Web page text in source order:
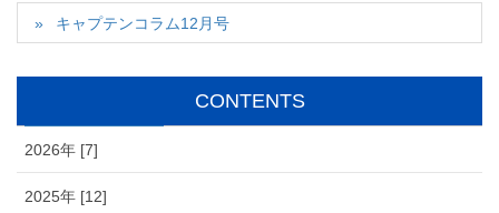
キャプテンコラム12月号
CONTENTS
2026年 [7]
2025年 [12]